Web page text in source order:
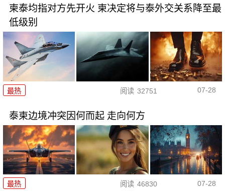
柬泰均指对方先开火 柬决定将与泰外交关系降至最
低级别
最热 阅读 32751 07-28
泰柬边境冲突因何而起 走向何方
最热 阅读 46830 07-28